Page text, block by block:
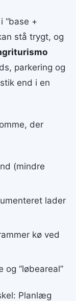
“base +
stå trygt, og
parkering og
end i en
der
(mindre
lader
kø ved
og “løbeareal”
Planlæg